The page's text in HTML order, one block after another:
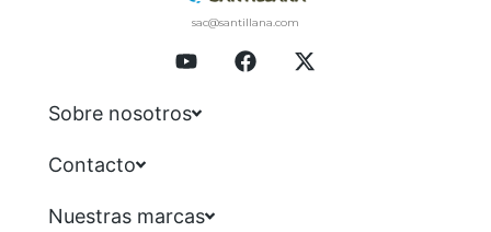
sac@santillana.com
Sobre nosotros
Contacto
Nuestras marcas